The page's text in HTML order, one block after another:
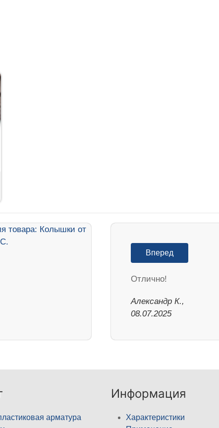
Вперед
Отлично!
Александр К.,
08.07.2025
арматура
Информация
Характеристики